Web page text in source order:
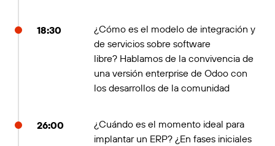
18:30
¿Cómo es el modelo de integración y
de servicios sobre software
libre? Hablamos de la convivencia de
una versión enterprise de Odoo con
los desarrollos de la comunidad
26:00
¿Cuándo es el momento ideal para
implantar un ERP? ¿En fases iniciales